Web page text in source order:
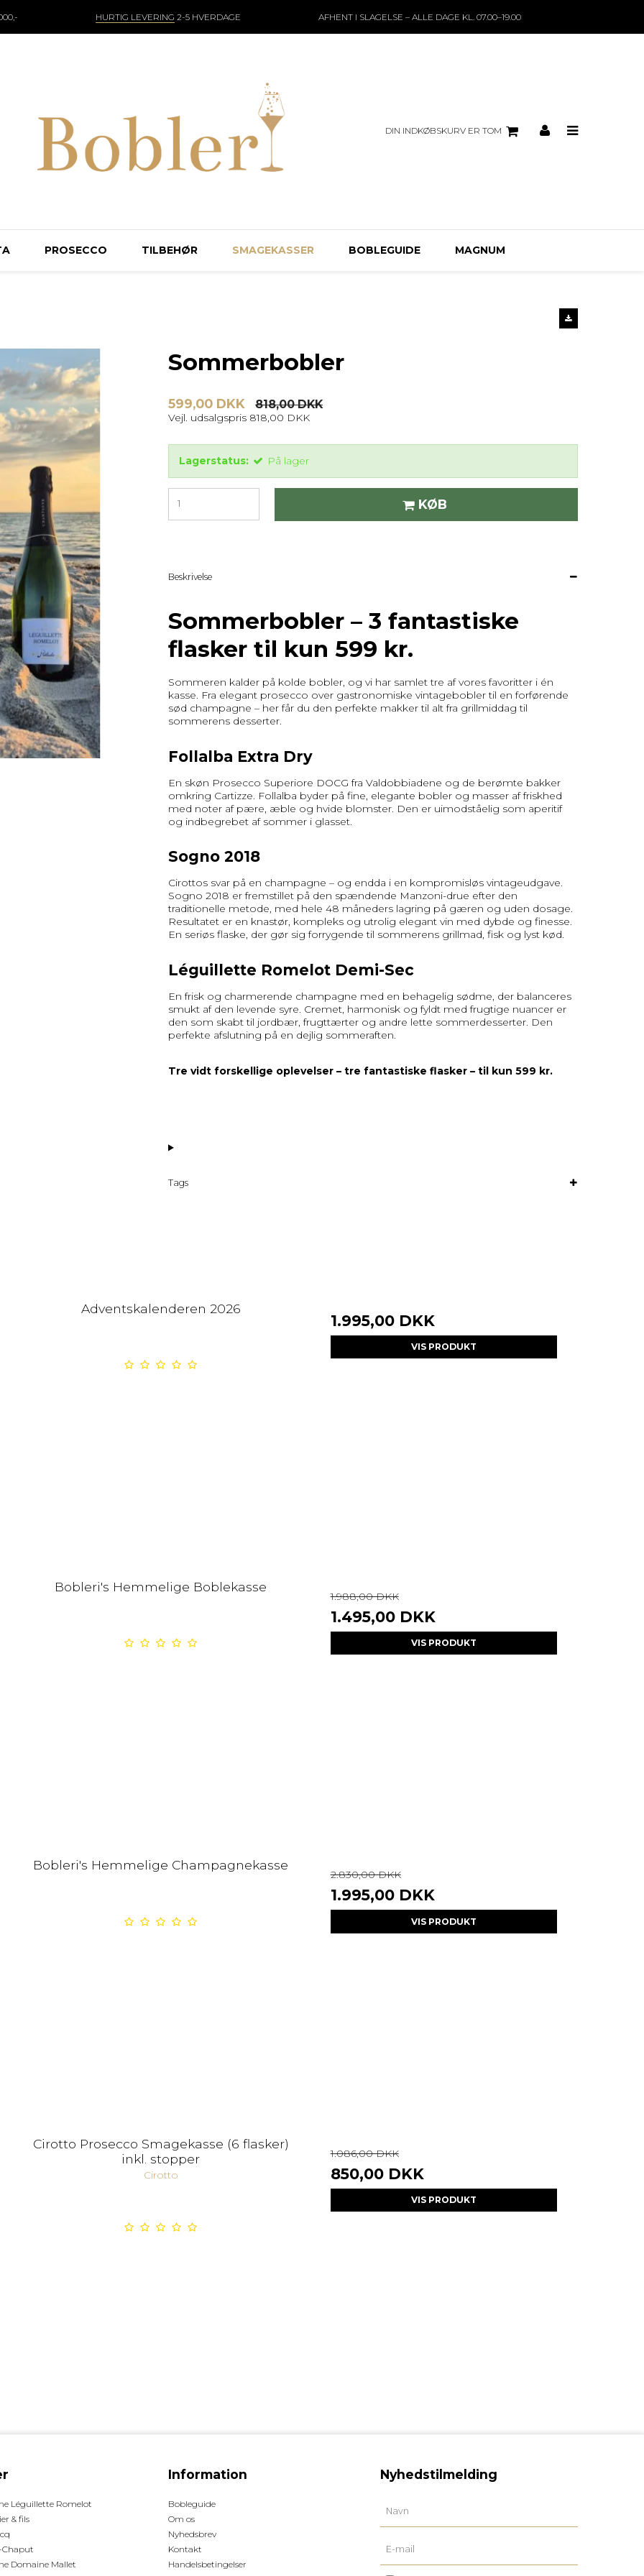
HURTIG LEVERING 2-5 HVERDAGE AFHENT I SLAGELSE – ALLE DAGE KL. 07.00–19.00
DIN INDKØBSKURV ER TOM
PROSECCO TILBEHØR SMAGEKASSER BOBLEGUIDE MAGNUM
Sommerbobler
599,00 DKK 818,00 DKK
Vejl. udsalgspris 818,00 DKK
Lagerstatus: På lager
KØB
Beskrivelse
Sommerbobler – 3 fantastiske
flasker til kun 599 kr.
Sommeren kalder på kolde bobler, og vi har samlet tre af vores favoritter i én
kasse. Fra elegant prosecco over gastronomiske vintagebobler til en forførende
sød champagne – her får du den perfekte makker til alt fra grillmiddag til
sommerens desserter.
Follalba Extra Dry
En skøn Prosecco Superiore DOCG fra Valdobbiadene og de berømte bakker
omkring Cartizze. Follalba byder på fine, elegante bobler og masser af friskhed
med noter af pære, æble og hvide blomster. Den er uimodståelig som aperitif
og indbegrebet af sommer i glasset.
Sogno 2018
Cirottos svar på en champagne – og endda i en kompromisløs vintageudgave.
Sogno 2018 er fremstillet på den spændende Manzoni-drue efter den
traditionelle metode, med hele 48 måneders lagring på gæren og uden dosage.
Resultatet er en knastør, kompleks og utrolig elegant vin med dybde og finesse.
En seriøs flaske, der gør sig forrygende til sommerens grillmad, fisk og lyst kød.
Léguillette Romelot Demi-Sec
En frisk og charmerende champagne med en behagelig sødme, der balanceres
smukt af den levende syre. Cremet, harmonisk og fyldt med frugtige nuancer er
den som skabt til jordbær, frugttærter og andre lette sommerdesserter. Den
perfekte afslutning på en dejlig sommeraften.
Tre vidt forskellige oplevelser – tre fantastiske flasker – til kun 599 kr.
Tags
Adventskalenderen 2026
1.995,00 DKK
VIS PRODUKT
Bobleri's Hemmelige Boblekasse
1.988,00 DKK
1.495,00 DKK
VIS PRODUKT
Bobleri's Hemmelige Champagnekasse
2.830,00 DKK
1.995,00 DKK
VIS PRODUKT
Cirotto Prosecco Smagekasse (6 flasker)
inkl. stopper
Cirotto
1.086,00 DKK
850,00 DKK
VIS PRODUKT
Léguillette Romelot
& fils
Domaine Mallet
Information
Bobleguide
Om os
Nyhedsbrev
Kontakt
Handelsbetingelser
Nyhedstilmelding